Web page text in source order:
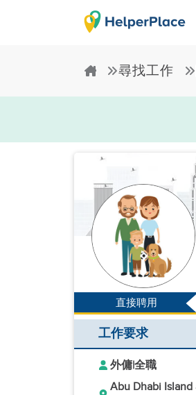
尋找工作
直接聘用
工作要求
外傭|全職
Abu Dhabi